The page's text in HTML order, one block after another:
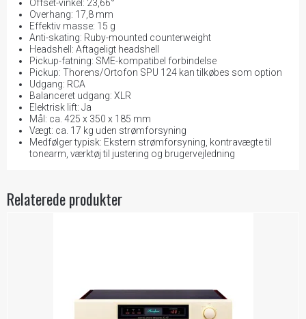
Offset-vinkel: 23,66°
Overhang: 17,8 mm
Effektiv masse: 15 g
Anti-skating: Ruby-mounted counterweight
Headshell: Aftageligt headshell
Pickup-fatning: SME-kompatibel forbindelse
Pickup: Thorens/Ortofon SPU 124 kan tilkøbes som option
Udgang: RCA
Balanceret udgang: XLR
Elektrisk lift: Ja
Mål: ca. 425 x 350 x 185 mm
Vægt: ca. 17 kg uden strømforsyning
Medfølger typisk: Ekstern strømforsyning, kontravægte til
tonearm, værktøj til justering og brugervejledning
Relaterede produkter